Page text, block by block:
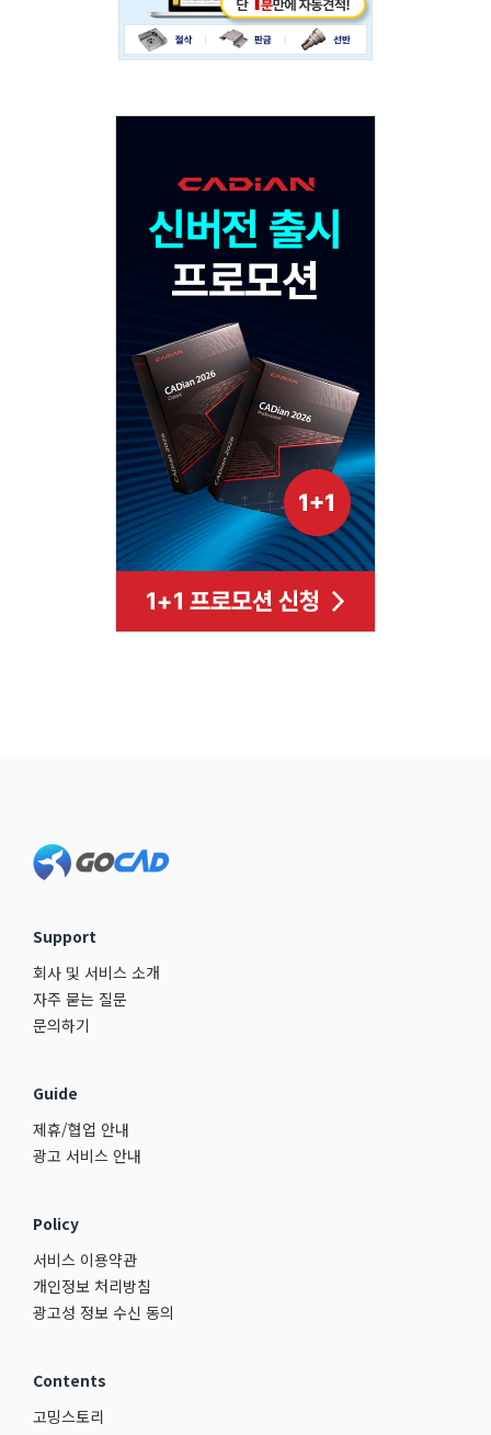
Support
회사 및 서비스 소개
자주 묻는 질문
문의하기
Guide
제휴/협업 안내
광고 서비스 안내
Policy
서비스 이용약관
개인정보 처리방침
광고성 정보 수신 동의
Contents
고밍스토리